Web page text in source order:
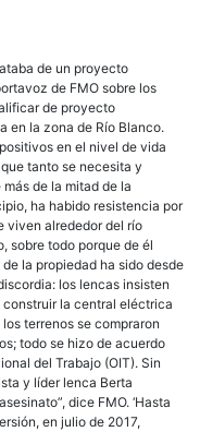
de un proyecto
de FMO sobre los
de proyecto
en la zona de Río Blanco.
en el nivel de vida
tanto se necesita y
de la mitad de la
ha habido resistencia por
viven alrededor del río
sobre todo porque de él
la propiedad ha sido desde
los lencas insisten
construir la central eléctrica
terrenos se compraron
todo se hizo de acuerdo
del Trabajo (OIT). Sin
y líder lenca Berta
dice FMO. ‘Hasta
en julio de 2017,